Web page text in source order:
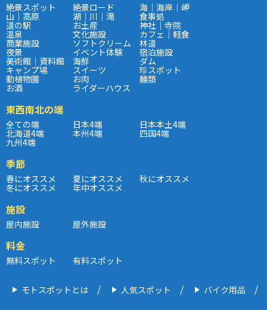
絶景スポット 絶景ロード 海｜海岸｜岬
山｜高原 湖｜川｜滝 食事処
道の駅 お土産 神社｜寺院
温泉 文化施設 カフェ｜軽食
商業施設 ソフトクリーム 林道
夜景 イベント体験 宿泊施設
美術館｜資料館 海鮮 ダム
キャンプ場 スイーツ 珍スポット
動植物園 お肉 麺類
お酒 ライダーハウス
東西南北の端
全ての端 日本4端 日本本土4端
北海道4端 本州4端 四国4端
九州4端
季節
春にオススメ 夏にオススメ 秋にオススメ
冬にオススメ 年中オススメ
施設
屋内施設 屋外施設
料金
無料スポット 有料スポット
モトスポットとは 人気スポット バイク用品